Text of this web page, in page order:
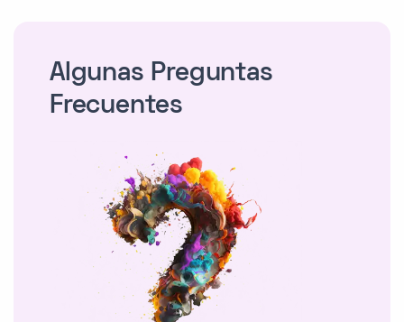
Algunas Preguntas
Frecuentes